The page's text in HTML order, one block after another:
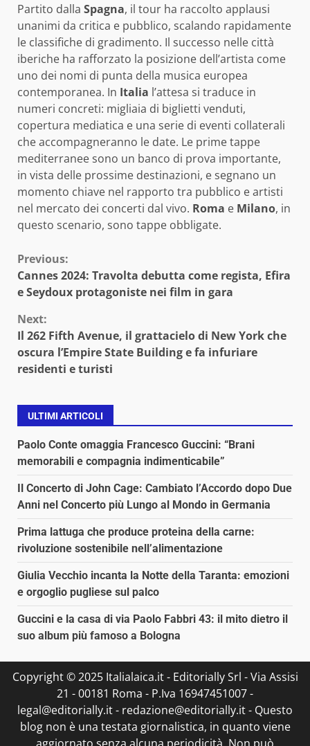
Partito dalla Spagna, il tour ha raccolto applausi
unanimi da critica e pubblico, scalando rapidamente
le classifiche di gradimento. Il successo nelle città
iberiche ha rafforzato la posizione dell’artista come
uno dei nomi di punta della musica europea
contemporanea. In Italia l’attesa si traduce in
numeri concreti: migliaia di biglietti venduti,
copertura mediatica e una serie di eventi collaterali
che accompagneranno le date. Le prime tappe
mediterranee sono un banco di prova importante,
in vista delle prossime destinazioni, e segnano un
momento chiave nel rapporto tra pubblico e artisti
nel mercato dei concerti dal vivo. Roma e Milano, in
questo scenario, sono tappe obbligate.
Continue
Reading
Previous:
Cannes 2024: Travolta debutta come regista, Efira
e Seydoux protagoniste nei film in gara
Next:
Il 262 Fifth Avenue, il grattacielo di New York che
oscura l’Empire State Building e fa infuriare
residenti e turisti
ULTIMI ARTICOLI
Paolo Conte omaggia Francesco Guccini: “Brani
memorabili e compagnia indimenticabile”
Il Concerto di John Cage: Cambiato l’Accordo dopo Due
Anni nel Concerto più Lungo al Mondo in Germania
Prima lattuga che produce proteina della carne:
rivoluzione sostenibile nell’alimentazione
Giulia Vecchio incanta la Notte della Taranta: emozioni
e orgoglio pugliese sul palco
Guccini e la casa di via Paolo Fabbri 43: il mito dietro il
suo album più famoso a Bologna
Copyright © 2025 Italialaica.it - Editorially Srl - Via Assisi
21 - 00181 Roma - P.Iva 16947451007 -
legal@editorially.it - redazione@editorially.it - Questo
blog non è una testata giornalistica, in quanto viene